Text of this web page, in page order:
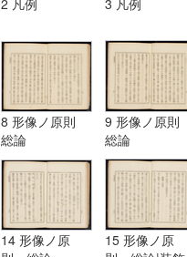
8 形像ノ原則
総論
9 形像ノ原
総論
14 形像ノ原
15 形像ノ原